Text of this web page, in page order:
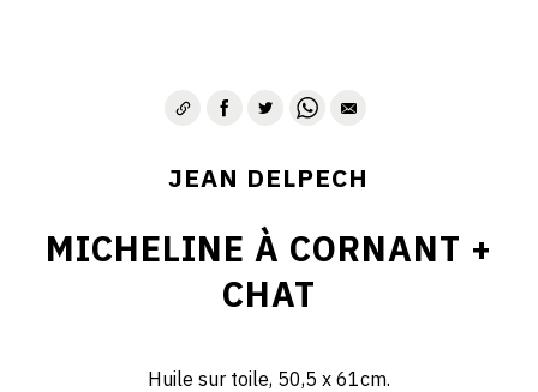
JEAN DELPECH
MICHELINE À CORNANT +
CHAT
Huile sur toile, 50,5 x 61cm.